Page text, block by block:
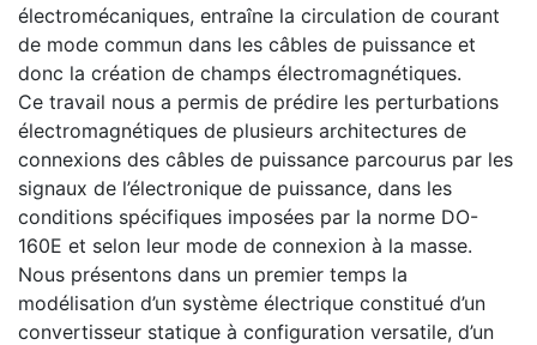
électromécaniques, entraîne la circulation de courant
de mode commun dans les câbles de puissance et
donc la création de champs électromagnétiques.
Ce travail nous a permis de prédire les perturbations
électromagnétiques de plusieurs architectures de
connexions des câbles de puissance parcourus par les
signaux de l’électronique de puissance, dans les
conditions spécifiques imposées par la norme DO-
160E et selon leur mode de connexion à la masse.
Nous présentons dans un premier temps la
modélisation d’un système électrique constitué d’un
convertisseur statique à configuration versatile, d’un